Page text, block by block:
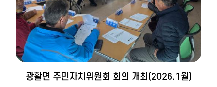
광활면 주민자치위원회 회의 개최(2026.1월)